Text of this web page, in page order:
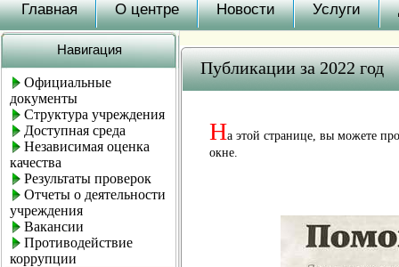
Главная О центре Новости Услуги
Навигация
Официальные
документы
Структура учреждения
Доступная среда
Независимая оценка
качества
Результаты проверок
Отчеты о деятельности
учреждения
Вакансии
Противодействие
коррупции
Публикации за 2022 год
На этой странице, вы можете
окне.